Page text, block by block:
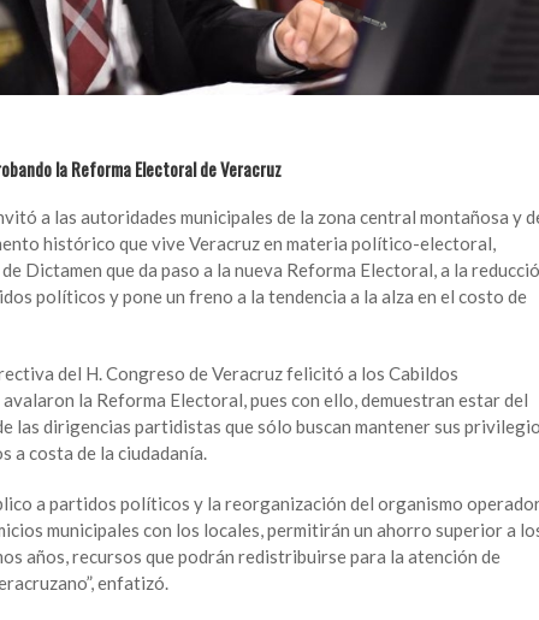
la Reforma Electoral de Veracruz
a las autoridades municipales de la zona central montañosa y
histórico que vive Veracruz en materia político-electoral,
Dictamen que da paso a la nueva Reforma Electoral, a la
políticos y pone un freno a la tendencia a la alza en el costo de
del H. Congreso de Veracruz felicitó a los Cabildos
la Reforma Electoral, pues con ello, demuestran estar del
las dirigencias partidistas que sólo buscan mantener sus
a costa de la ciudadanía.
a partidos políticos y la reorganización del organismo
municipales con los locales, permitirán un ahorro superior a
años, recursos que podrán redistribuirse para la atención de
enfatizó.